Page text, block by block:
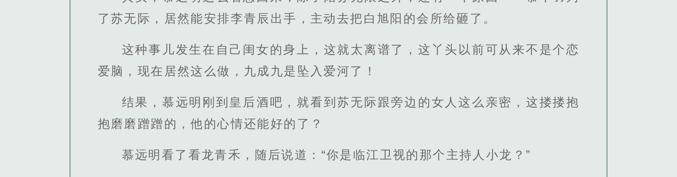
了苏无际，居然能安排李青辰出手，主动去把白旭阳的会所给砸了。
这种事儿发生在自己闺女的身上，这就太离谱了，这丫头以前可从来不是个恋
爱脑，现在居然这么做，九成九是坠入爱河了！
结果，慕远明刚到皇后酒吧，就看到苏无际跟旁边的女人这么亲密，这搂搂抱
抱磨磨蹭蹭的，他的心情还能好的了？
慕远明看了看龙青禾，随后说道：“你是临江卫视的那个主持人小龙？”